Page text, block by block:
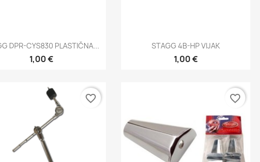
Brzi pregled
DPR-CYS830 PLASTIČNA...
1,00 €
Brzi pregled
STAGG 4B-HP VIJAK
1,00 €
favorite_border favorite_border